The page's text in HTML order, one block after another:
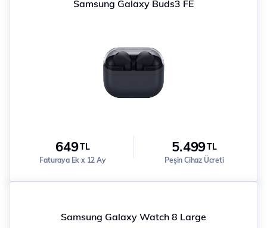
Samsung Galaxy Buds3 FE
649TL
Faturaya Ek x 12 Ay
5.499TL
Peşin Cihaz Ücreti
Samsung Galaxy Watch 8 Large